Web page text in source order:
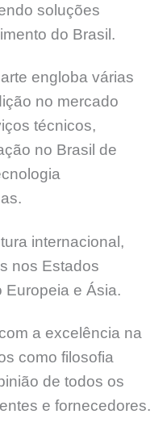
soluções
do Brasil.
engloba várias
no mercado
técnicos,
no Brasil de
internacional,
nos Estados
Europeia e Ásia.
a excelência na
como filosofia
de todos os
e fornecedores.